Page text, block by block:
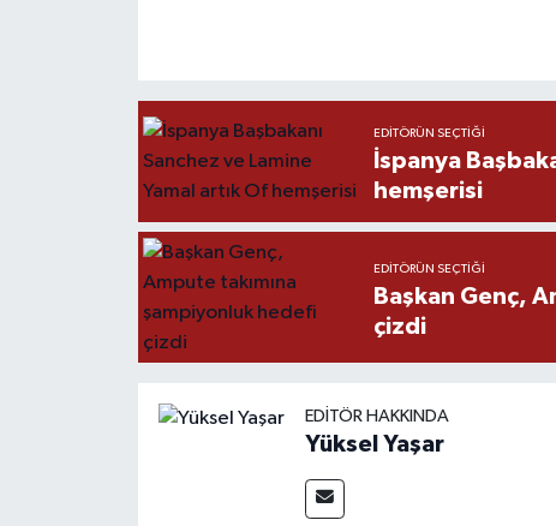
EDITÖRÜN SEÇTIĞI
İspanya
hemşerisi
EDITÖRÜN SEÇTIĞI
Başkan Genç,
çizdi
EDITÖR HAKKINDA
Yüksel Yaşar